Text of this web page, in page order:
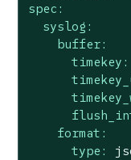
spec:
syslog:
buffer:
timekey:
format:
type: